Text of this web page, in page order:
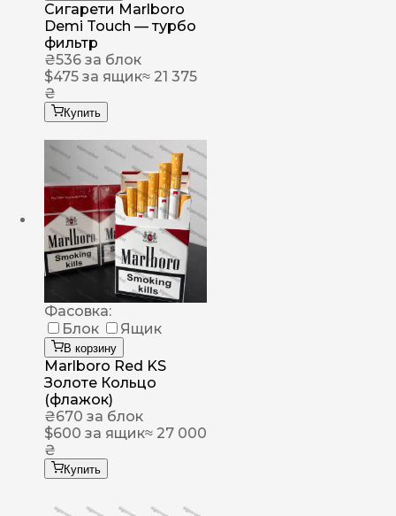
Сигарети Marlboro
Demi Touch — турбо
фильтр
₴536 за блок
$475 за ящик≈ 21 375
₴
Купить
Фасовка:
Блок
Ящик
В корзину
Marlboro Red KS
Золоте Кольцо
(флажок)
₴670 за блок
$600 за ящик≈ 27 000
₴
Купить